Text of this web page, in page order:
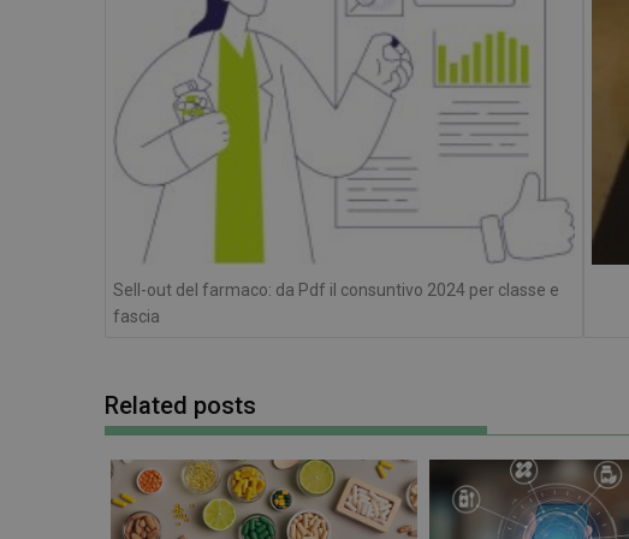
Sell-out del farmaco: da Pdf il consuntivo 2024 per classe e
fascia
Related posts
I cookie necessari contribuiscono
e l'accesso alle aree protette del
NOME